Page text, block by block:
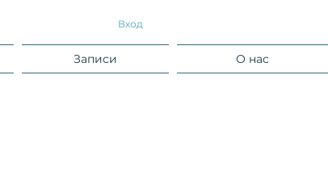
Вход
Записи О нас